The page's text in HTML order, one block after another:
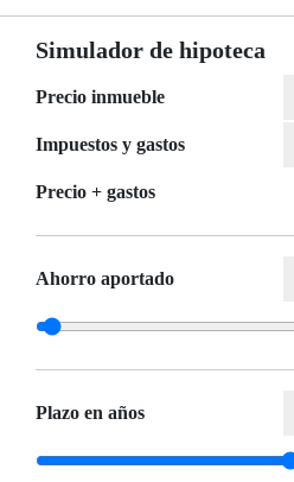
Simulador de hipoteca
Precio inmueble
Impuestos y gastos
Precio + gastos
Ahorro aportado
Plazo en años